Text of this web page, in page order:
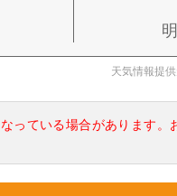
天気情報提
っている場合があります。